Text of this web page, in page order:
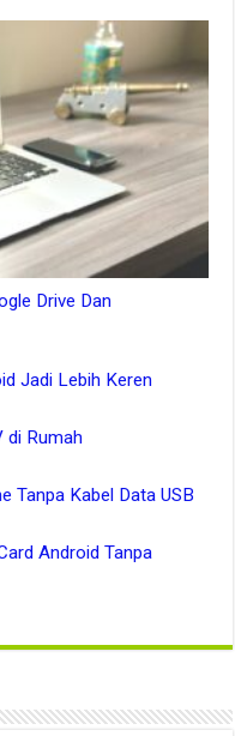
Drive Dan
Jadi Lebih Keren
di Rumah
Tanpa Kabel Data USB
Android Tanpa